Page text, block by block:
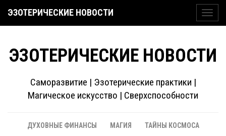
ЭЗОТЕРИЧЕСКИЕ НОВОСТИ
ЭЗОТЕРИЧЕСКИЕ НОВОСТИ
Саморазвитие | Эзотерические практики |
Магическое искусство | Сверхспособности
ДУХОВНЫЕ ФИНАНСЫ МАГИЯ
ТАЙНЫ КОСМОСА